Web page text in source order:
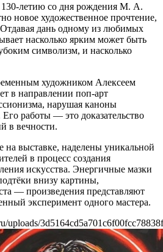
130-летию со дня рождения М. А.
новое художественное прочтение,
дань одному из любимых
насколько ярким может быть
символизм, и насколько
художником Алексеем
в направлении поп-арт
нарушая каноны
Его работы — это доказательство
в вечности.
на выставке, наделены уникальной
в процесс создания
искусства. Энергичные мазки
внизу картины,
— произведения представляют
эксперимент одного мастера.
uploads/